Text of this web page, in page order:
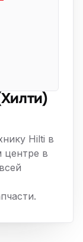
Hilti в
центре в